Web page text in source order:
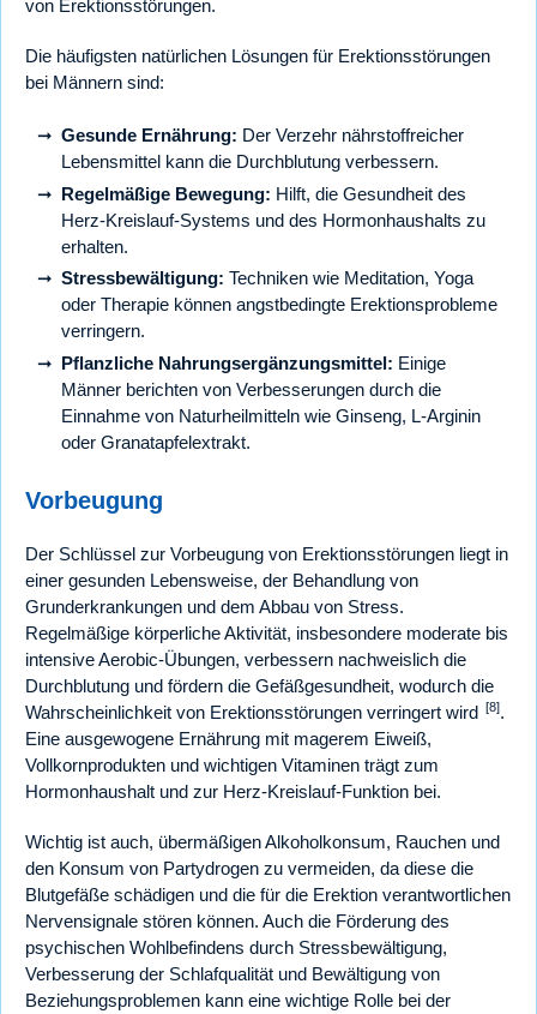
von Erektionsstörungen.
Die häufigsten natürlichen Lösungen für Erektionsstörungen
bei Männern sind:
Gesunde Ernährung: Der Verzehr nährstoffreicher
Lebensmittel kann die Durchblutung verbessern.
Regelmäßige Bewegung: Hilft, die Gesundheit des
Herz-Kreislauf-Systems und des Hormonhaushalts zu
erhalten.
Stressbewältigung: Techniken wie Meditation, Yoga
oder Therapie können angstbedingte Erektionsprobleme
verringern.
Pflanzliche Nahrungsergänzungsmittel: Einige
Männer berichten von Verbesserungen durch die
Einnahme von Naturheilmitteln wie Ginseng, L-Arginin
oder Granatapfelextrakt.
Vorbeugung
Der Schlüssel zur Vorbeugung von Erektionsstörungen liegt in
einer gesunden Lebensweise, der Behandlung von
Grunderkrankungen und dem Abbau von Stress.
Regelmäßige körperliche Aktivität, insbesondere moderate bis
intensive Aerobic-Übungen, verbessern nachweislich die
Durchblutung und fördern die Gefäßgesundheit, wodurch die
Wahrscheinlichkeit von Erektionsstörungen verringert wird [8].
Eine ausgewogene Ernährung mit magerem Eiweiß,
Vollkornprodukten und wichtigen Vitaminen trägt zum
Hormonhaushalt und zur Herz-Kreislauf-Funktion bei.
Wichtig ist auch, übermäßigen Alkoholkonsum, Rauchen und
den Konsum von Partydrogen zu vermeiden, da diese die
Blutgefäße schädigen und die für die Erektion verantwortlichen
Nervensignale stören können. Auch die Förderung des
psychischen Wohlbefindens durch Stressbewältigung,
Verbesserung der Schlafqualität und Bewältigung von
Beziehungsproblemen kann eine wichtige Rolle bei der